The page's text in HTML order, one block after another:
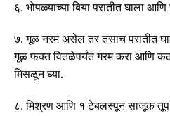
६. भोपळ्याच्या बिया परातीत घाला
७.गूळ नरम असेल तर तसाच परातीत
गूळ फक्त वितळेपर्यंत गरम करा आणि
मिसळून घ्या.
८.मिश्रण आणि १ टेबलस्पून साजूक तूप